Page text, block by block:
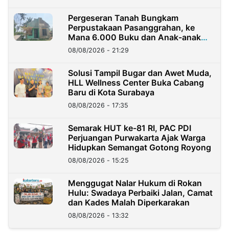
Pergeseran Tanah Bungkam
Perpustakaan Pasanggrahan, ke
Mana 6.000 Buku dan Anak-anak
Kini?
08/08/2026 - 21:29
Solusi Tampil Bugar dan Awet Muda,
HLL Wellness Center Buka Cabang
Baru di Kota Surabaya
08/08/2026 - 17:35
Semarak HUT ke-81 RI, PAC PDI
Perjuangan Purwakarta Ajak Warga
Hidupkan Semangat Gotong Royong
08/08/2026 - 15:25
Menggugat Nalar Hukum di Rokan
Hulu: Swadaya Perbaiki Jalan, Camat
dan Kades Malah Diperkarakan
08/08/2026 - 13:32